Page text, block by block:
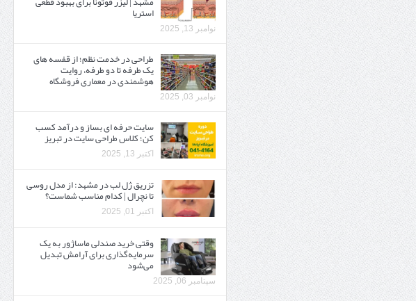
استریا
نوامبر 13, 2025
طراحی در خدمت نظم؛ از قفسه ‌های
یک‌ طرفه تا دو طرفه، روایت
هوشمندی در معماری فروشگاه
نوامبر 03, 2025
سایت حرفه ‌ای بساز و درآمد کسب
کن؛ کلاس طراحی سایت در تبریز
اکتبر 13, 2025
تزریق ژل لب در مشهد: از مدل روسی
تا نچرال | کدام مناسب شماست؟
اکتبر 01, 2025
وقتی خرید صندلی ماساژور به یک
سرمایه‌گذاری برای آرامش تبدیل
می‌شود
سپتامبر 06, 2025